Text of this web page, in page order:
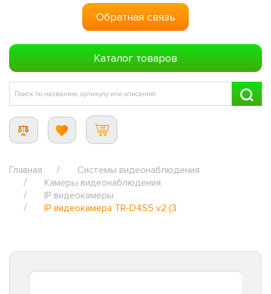
Обратная связь
Каталог товаров
Главная
Системы видеонаблюдения
Камеры видеонаблюдения
IP видеокамеры
IP видеокамера TR-D4S5 v2 (3